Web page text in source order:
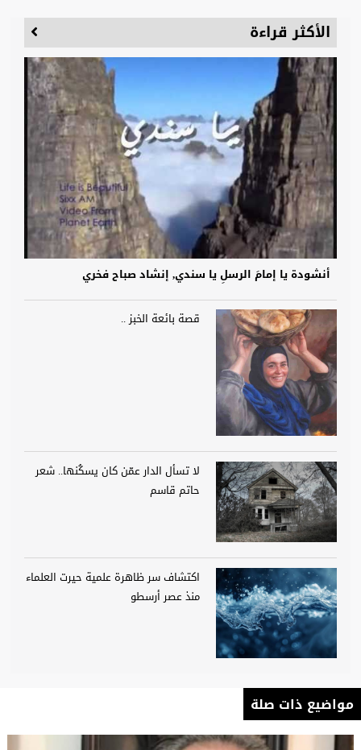
الأكثر قراءة
أنشودة يا إمامَ الرسلِ يا سندي, إنشاد صباح فخري
قصة بائعة الخبز ..
لا تسأل الدار عمّن كان يسكُنها.. شعر
حاتم قاسم
اكتشاف سر ظاهرة علمية حيرت العلماء
منذ عصر أرسطو
مواضيع ذات صلة